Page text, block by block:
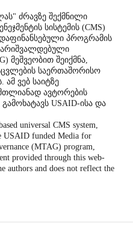
ძრავზე შექმნილი
სისტემის (CMS)
პროგრამის
მეშვეობით შეიქმნა,
საერთაშორისო
ვებ საიტზე
ავტორების
USAID-ისა და
universal CMS system,
USAID funded Media for
(MTAG) program,
provided through this web-
authors and does not reflect the